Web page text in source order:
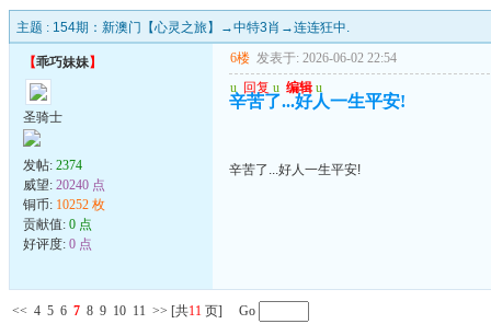
主题 : 154期：新澳门【心灵之旅】→中特3肖→连连狂中.
【乖巧妹妹】
圣骑士
发帖: 2374
威望: 20240 点
铜币: 10252 枚
贡献值: 0 点
好评度: 0 点
6楼 发表于: 2026-06-02 22:54
u 回复 u 编辑 u
辛苦了...好人一生平安!
辛苦了...好人一生平安!
<< 4 5 6 7 8 9 10 11 >> [共11 页] Go